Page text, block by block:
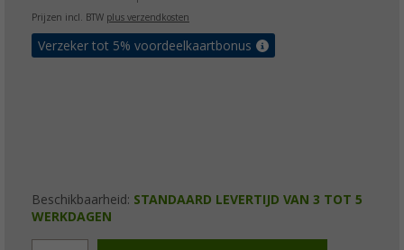
Prijzen incl. BTW plus verzendkosten
Verzeker tot 5% voordeelkaartbonus
Beschikbaarheid: STANDAARD LEVERTIJD VAN 3 TOT 5
WERKDAGEN